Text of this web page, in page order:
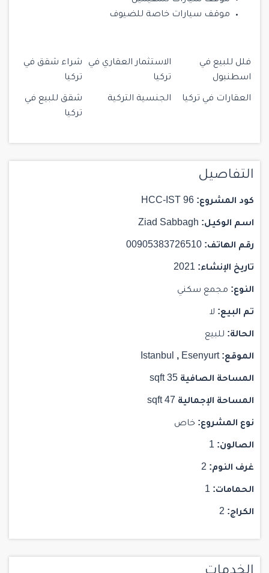
موقف سيارات خاصة للضيوف
فلل للبيع في
اسطنبول
الاستثمار العقاري في
تركيا
شراء شقق في
تركيا
العقارات في تركيا الجنسية التركية
شقق للبيع في
تركيا
التفاصيل
كود المشروع:
اسم الوكيل:
رقم الهاتف:
تاريخ الإنشاء:
النوع: مجمع سكني
تم البيع:
الحالة:
الموقع: Istanbul , Esenyurt
المساحة الصافية
المساحة الإجمالية
نوع المشروع: خاص
الصالون:
غرف النوم:
الحمامات:
الكراج: